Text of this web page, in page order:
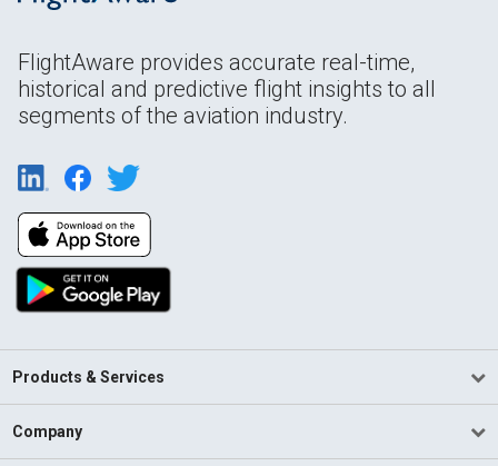
FlightAware provides accurate real-time,
historical and predictive flight insights to all
segments of the aviation industry.
Products & Services
Company